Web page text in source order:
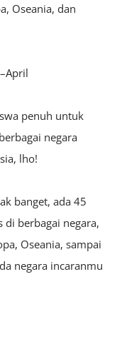
Oseania, dan
penuh untuk
negara
lho!
banget, ada 45
berbagai negara,
Oseania, sampai
negara incaranmu